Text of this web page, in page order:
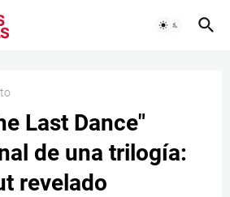
Last Dance"
de una trilogía:
revelado